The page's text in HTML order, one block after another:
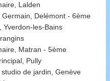
Lalden
Germain, Delémont - 6ème
Yverdon-les-Bains
Matran - 5ème
Pully
de jardin, Genève